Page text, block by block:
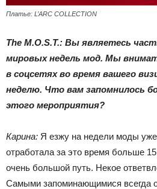
Платье: L’ARC COLLECTION
The M.O.S.T.: Вы являетесь
мировых недель мод. Мы
в соцсетях во время вашего
неделю. Что вам запомнилось
этого мероприятия?
Карина: Я езжу на недели моды
отработала за это время больше
очень большой путь. Некое
Самыми запоминающимися всегда